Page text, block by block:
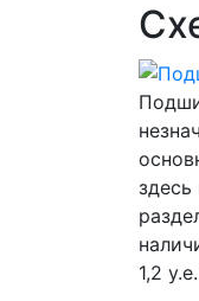
1,2 у.е.